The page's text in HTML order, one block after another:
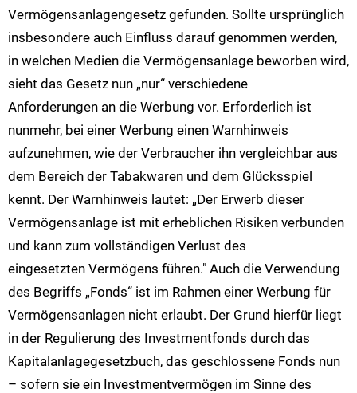
Vermögensanlagengesetz gefunden. Sollte ursprünglich
insbesondere auch Einfluss darauf genommen werden,
in welchen Medien die Vermögensanlage beworben wird,
sieht das Gesetz nun „nur“ verschiedene
Anforderungen an die Werbung vor. Erforderlich ist
nunmehr, bei einer Werbung einen Warnhinweis
aufzunehmen, wie der Verbraucher ihn vergleichbar aus
dem Bereich der Tabakwaren und dem Glücksspiel
kennt. Der Warnhinweis lautet: „Der Erwerb dieser
Vermögensanlage ist mit erheblichen Risiken verbunden
und kann zum vollständigen Verlust des
eingesetzten Vermögens führen." Auch die Verwendung
des Begriffs „Fonds“ ist im Rahmen einer Werbung für
Vermögensanlagen nicht erlaubt. Der Grund hierfür liegt
in der Regulierung des Investmentfonds durch das
Kapitalanlagegesetzbuch, das geschlossene Fonds nun
– sofern sie ein Investmentvermögen im Sinne des